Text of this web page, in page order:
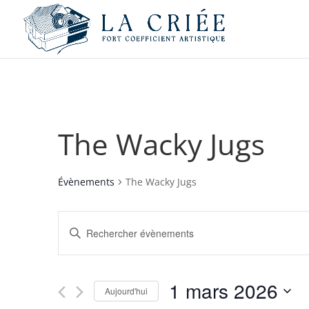
The Wacky Jugs
Évènements The Wacky Jugs
Recherche
et
navigation
vues
Saisir
clé.
ÉvènementsAujourd'hui 1 mars 2026